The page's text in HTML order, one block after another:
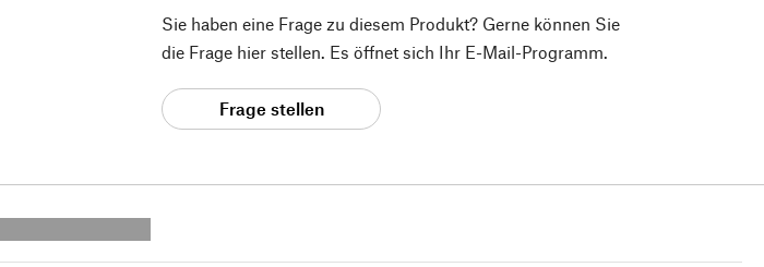
Sie haben eine Frage zu diesem Produkt? Gerne können Sie
die Frage hier stellen. Es öffnet sich Ihr E-Mail-Programm.
Frage stellen